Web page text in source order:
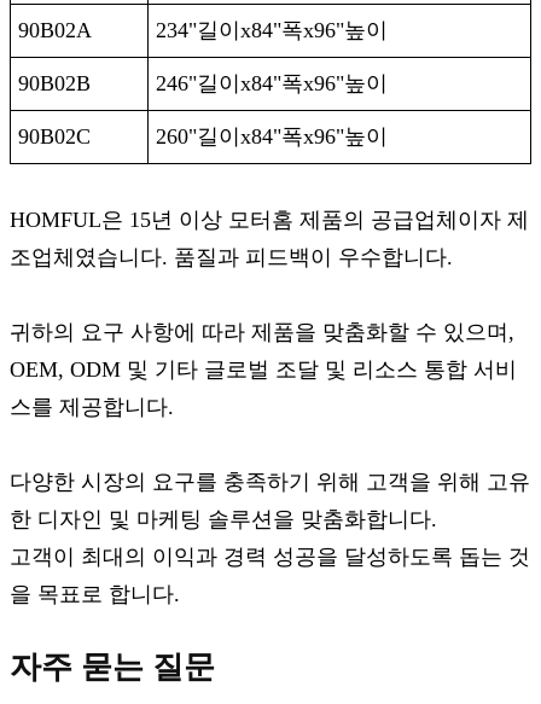
90B02A 234"길이x84"폭x96"높이
90B02B 246"길이x84"폭x96"높이
90B02C 260"길이x84"폭x96"높이
HOMFUL은 15년 이상 모터홈 제품의 공급업체이자 제
조업체였습니다. 품질과 피드백이 우수합니다.
귀하의 요구 사항에 따라 제품을 맞춤화할 수 있으며,
OEM, ODM 및 기타 글로벌 조달 및 리소스 통합 서비
스를 제공합니다.
다양한 시장의 요구를 충족하기 위해 고객을 위해 고유
한 디자인 및 마케팅 솔루션을 맞춤화합니다.
고객이 최대의 이익과 경력 성공을 달성하도록 돕는 것
을 목표로 합니다.
자주 묻는 질문